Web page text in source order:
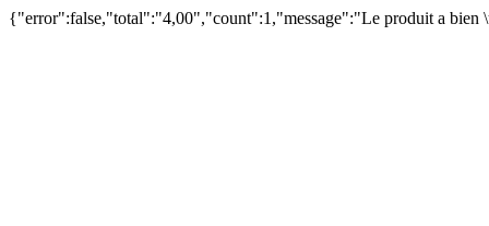
{"error":false,"total":"4,00","count":1,"message":"Le produit a bien